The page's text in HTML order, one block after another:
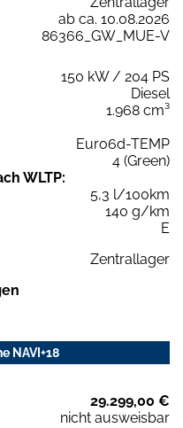
ab ca. 10.08.2026
86366_GW_MUE-V
150 kW / 204 PS
Diesel
1.968 cm³
Euro6d-TEMP
4 (Green)
WLTP:
5,3 l/100km
140 g/km
E
Zentrallager
NAVI+18
29.299,00 €
nicht ausweisbar